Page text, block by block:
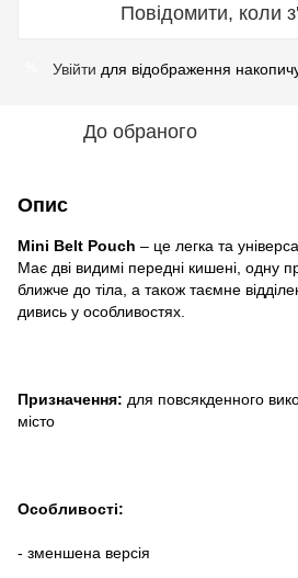
Повідомити, коли
Увійти для відображення
До обраного
Опис
Mini Belt Pouch – це легка та
Має дві видимі передні кишені, одну
ближче до тіла, а також таємне
дивись у особливостях.
Призначення: для повсякденного
місто
Особливості:
- зменшена версія